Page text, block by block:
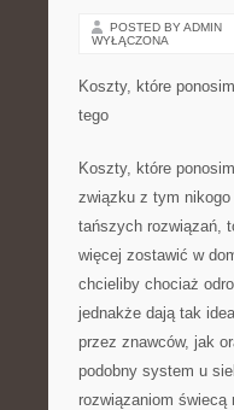
POSTED BY ADMIN
WYŁĄCZONA
Koszty, które
tego
Koszty, które
związku z tym
tańszych rozwiązań,
więcej zostawić w
chcieliby chociaż
jednakże dają tak
przez znawców, jak
podobny system u
rozwiązaniom